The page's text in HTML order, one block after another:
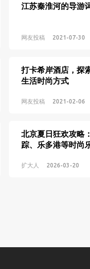
江苏秦淮河的导游
网友投稿 2021-07-30
打卡希岸酒店，探
生活时尚方式
网友投稿 2021-02-06
北京夏日狂欢攻略
踪、乐多港等时尚
扩大人 2026-03-20